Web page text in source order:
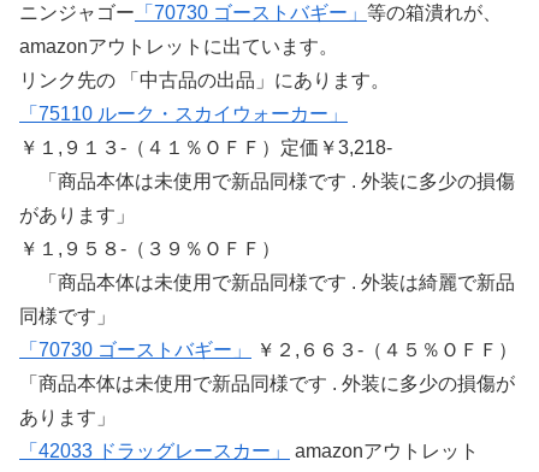
ニンジャゴー 「70730 ゴーストバギー」 等の箱潰れが、
amazonアウトレットに出ています。
リンク先の 「中古品の出品」にあります。
「75110 ルーク・スカイウォーカー」
￥１,９１３-（４１％ＯＦＦ）定価￥3,218-
「商品本体は未使用で新品同様です . 外装に多少の損傷
があります」
￥１,９５８-（３９％ＯＦＦ）
「商品本体は未使用で新品同様です . 外装は綺麗で新品
同様です」
「70730 ゴーストバギー」
￥２,６６３-（４５％ＯＦＦ）
「商品本体は未使用で新品同様です . 外装に多少の損傷が
あります」
「42033 ドラッグレースカー」
amazonアウトレット